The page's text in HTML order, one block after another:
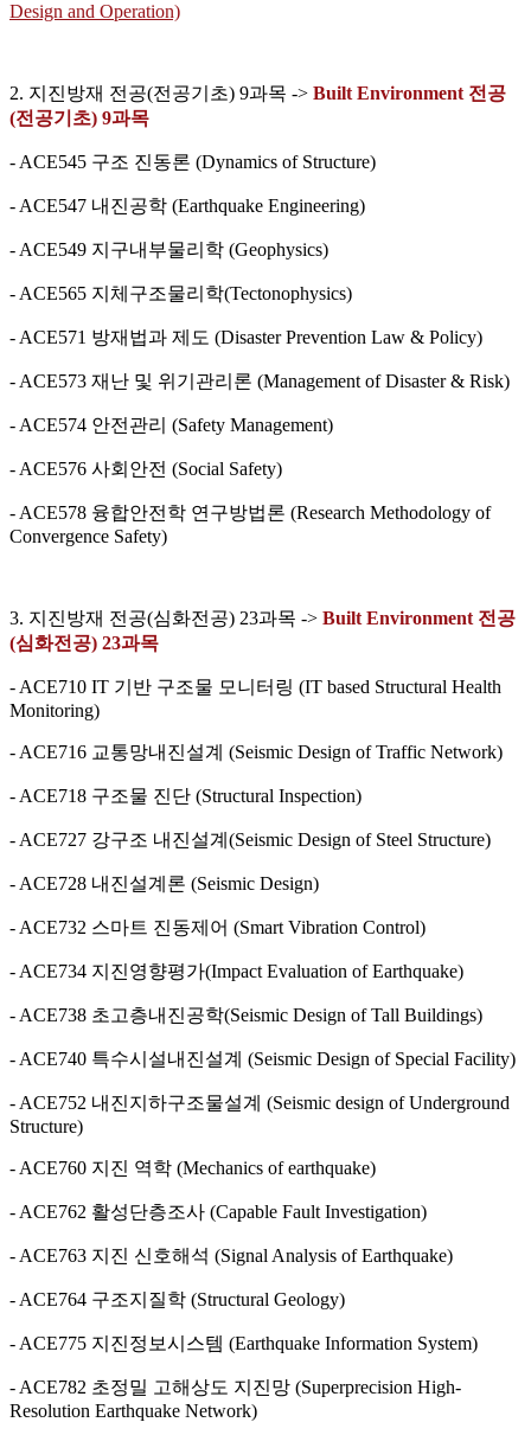
Design and Operation)
2. 지진방재 전공(전공기초) 9과목 -> Built Environment 전공
(전공기초) 9과목
- ACE545 구조 진동론 (Dynamics of Structure)
- ACE547 내진공학 (Earthquake Engineering)
- ACE549 지구내부물리학 (Geophysics)
- ACE565 지체구조물리학(Tectonophysics)
- ACE571 방재법과 제도 (Disaster Prevention Law & Policy)
- ACE573 재난 및 위기관리론 (Management of Disaster & Risk)
- ACE574 안전관리 (Safety Management)
- ACE576 사회안전 (Social Safety)
- ACE578 융합안전학 연구방법론 (Research Methodology of
Convergence Safety)
3. 지진방재 전공(심화전공) 23과목 -> Built Environment 전공
(심화전공) 23과목
- ACE710 IT 기반 구조물 모니터링 (IT based Structural Health
Monitoring)
- ACE716 교통망내진설계 (Seismic Design of Traffic Network)
- ACE718 구조물 진단 (Structural Inspection)
- ACE727 강구조 내진설계(Seismic Design of Steel Structure)
- ACE728 내진설계론 (Seismic Design)
- ACE732 스마트 진동제어 (Smart Vibration Control)
- ACE734 지진영향평가(Impact Evaluation of Earthquake)
- ACE738 초고층내진공학(Seismic Design of Tall Buildings)
- ACE740 특수시설내진설계 (Seismic Design of Special Facility)
- ACE752 내진지하구조물설계 (Seismic design of Underground
Structure)
- ACE760 지진 역학 (Mechanics of earthquake)
- ACE762 활성단층조사 (Capable Fault Investigation)
- ACE763 지진 신호해석 (Signal Analysis of Earthquake)
- ACE764 구조지질학 (Structural Geology)
- ACE775 지진정보시스템 (Earthquake Information System)
- ACE782 초정밀 고해상도 지진망 (Superprecision High-
Resolution Earthquake Network)